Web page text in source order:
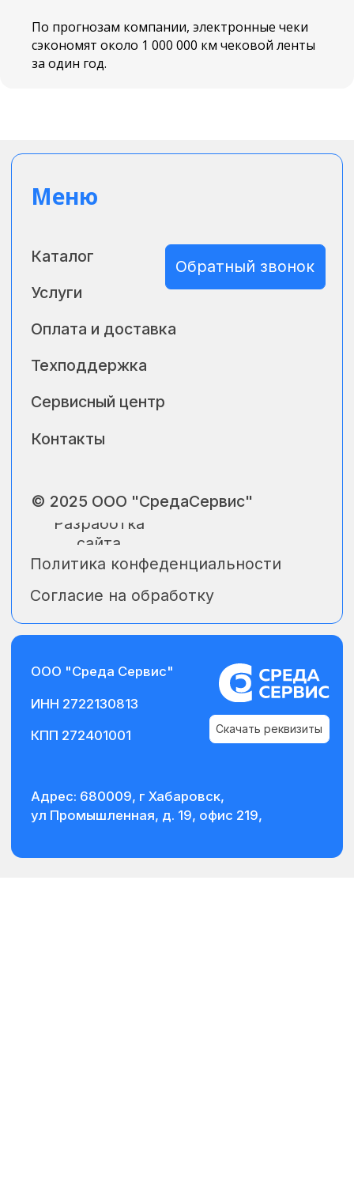
По прогнозам компании, электронные чеки
сэкономят около 1 000 000 км чековой ленты
за один год.
Политика конфеденциальности
Адрес: 680009, г Хабаровск,
КПП 272401001 Скачать реквизиты